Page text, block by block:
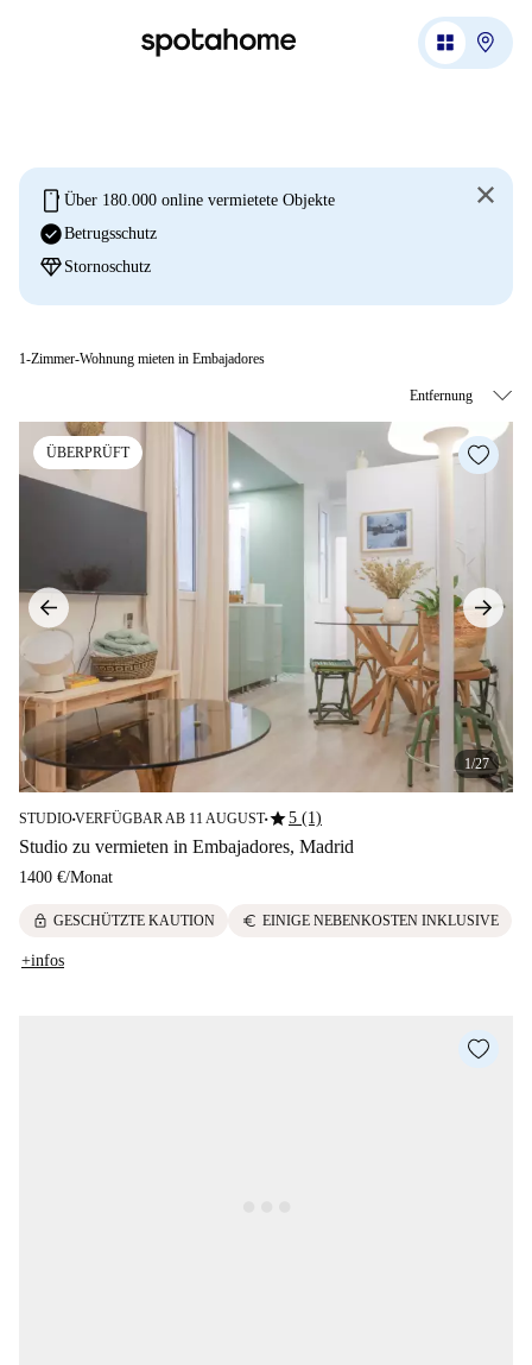
mobile Über 180.000 online vermietete Objekte
check_circleBetrugsschutz
diamond Stornoschutz
1-Zimmer-Wohnung mieten in Embajadores
ÜBERPRÜFT
1/27
STUDIO■VERFÜGBAR AB 11 AUGUST■star5 (1)
Studio zu vermieten in Embajadores, Madrid
1400 €/Monat
lock GESCHÜTZTE KAUTION euro EINIGE NEBENKOSTEN INKLUSIVE
+infos